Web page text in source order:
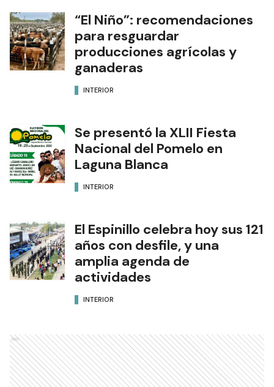
“El Niño”: recomendaciones
para resguardar
producciones agrícolas y
ganaderas
INTERIOR
Se presentó la XLII Fiesta
Nacional del Pomelo en
Laguna Blanca
INTERIOR
El Espinillo celebra hoy sus 121
años con desfile, y una
amplia agenda de
actividades
INTERIOR
Ads